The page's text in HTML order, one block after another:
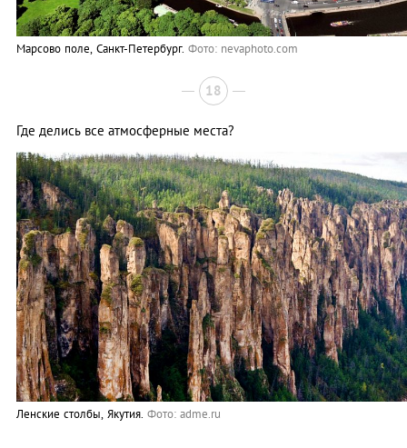
Марсово поле, Санкт-Петербург. Фото: nevaphoto.com
18
Где делись все атмосферные места?
Ленские столбы, Якутия. Фото: adme.ru